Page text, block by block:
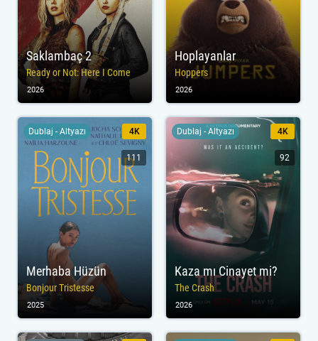
Saklambaç 2
Ready or Not: Here I Come
2026
Hoplayanlar
Hoppers
2026
Merhaba Hüzün
Bonjour Tristesse
Dublaj - Altyazı 4K
111
2025
Kaza mı Cinayet mi?
The Crash
Dublaj - Altyazı 4K
92
2026